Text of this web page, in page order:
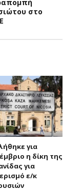
στο
για
η δίκη της
για
ε/κ